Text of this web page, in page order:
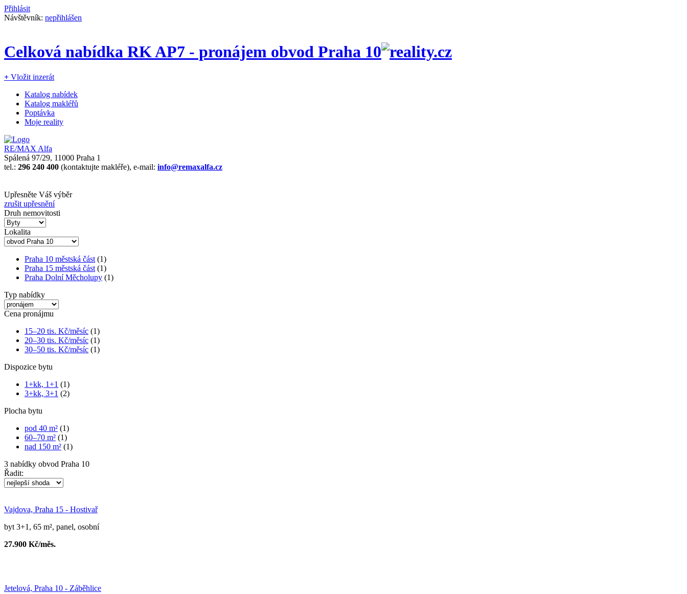
Přihlásit
Návštěvník: nepřihlášen
Celková nabídka RK AP7 - pronájem obvod Praha 10
+ Vložit inzerát
Katalog nabídek
Katalog makléřů
Poptávka
Moje reality
RE/MAX Alfa
Spálená 97/29, 11000 Praha 1
tel.: 296 240 400 (kontaktujte makléře), e-mail: info@remaxalfa.cz
Upřesněte Váš výběr
zrušit upřesnění
Druh nemovitosti
Lokalita
Praha 10 městská část (1)
Praha 15 městská část (1)
Praha Dolní Měcholupy (1)
Typ nabídky
Cena pronájmu
15–20 tis. Kč/měsíc (1)
20–30 tis. Kč/měsíc (1)
30–50 tis. Kč/měsíc (1)
Dispozice bytu
1+kk, 1+1 (1)
3+kk, 3+1 (2)
Plocha bytu
pod 40 m² (1)
60–70 m² (1)
nad 150 m² (1)
3 nabídky obvod Praha 10
Řadit:
Vajdova, Praha 15 - Hostivař
byt 3+1, 65 m², panel, osobní
27.900 Kč/měs.
Jetelová, Praha 10 - Záběhlice